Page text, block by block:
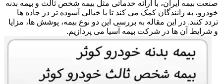
صنعت بیمه ایران، با ارائه خدماتی مثل بیمه شخص ثالث و بیمه بدنه
خودرو، به رانندگان کمک می کند تا با خیالی آسوده تر در جاده ها
تردد کنند. در این مقاله به بررسی این دو نوع بیمه، پوشش ها، مزایا
و شرایط آن ها در شرکت بیمه آسیا می پردازیم.